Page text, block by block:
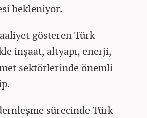
bekleniyor.
gösteren Türk
inşaat, altyapı, enerji,
sektörlerinde önemli
sürecinde Türk